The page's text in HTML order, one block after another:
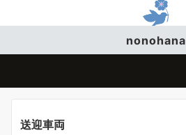
nonohana
送迎車両